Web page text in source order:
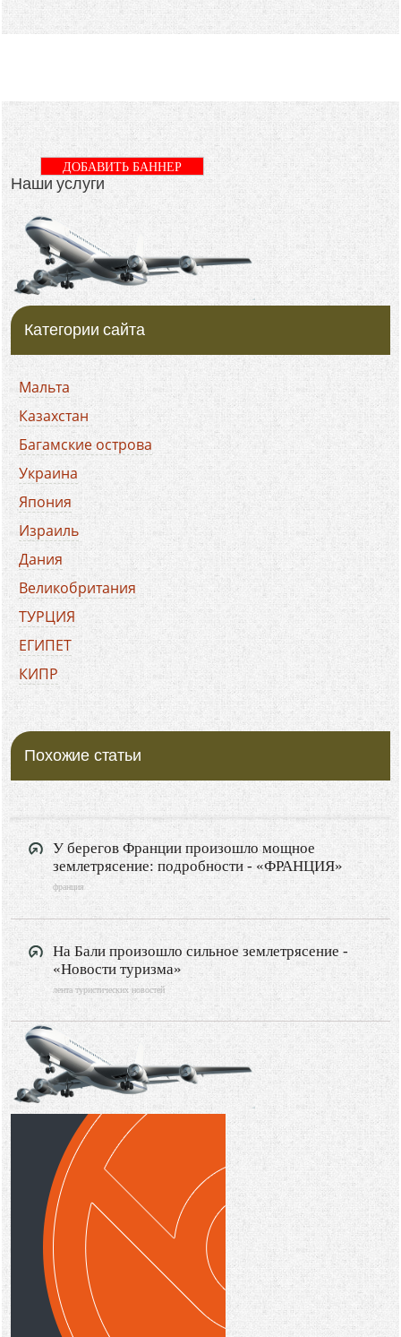
Наши услуги
ДОБАВИТЬ БАННЕР
Категории сайта
Мальта
Казахстан
Багамские острова
Украина
Япония
Израиль
Дания
Великобритания
ТУРЦИЯ
ЕГИПЕТ
КИПР
ХОРВАТИЯ
БОЛГАРИЯ
ГРЕЦИЯ
ЧЕРНОГОРИЯ
ИТАЛИЯ
ФРАНЦИЯ
ИСПАНИЯ
ПОЛЬША
РОССИЯ
Туризм
Путешествия
Видео новости
Похожие статьи
У берегов Франции произошло мощное
землетрясение: подробности - «ФРАНЦИЯ»
франция
На Бали произошло сильное землетрясение -
«Новости туризма»
лента туристических новостей